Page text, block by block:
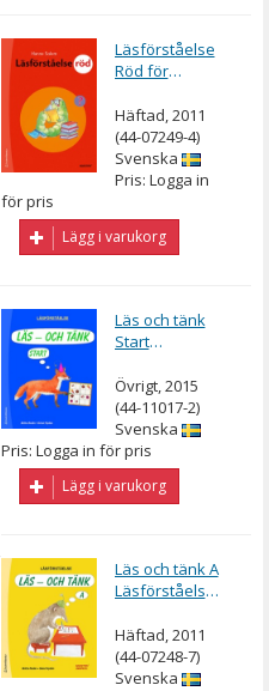
Läsförståelse
Röd för
2
Häftad, 2011
(44-07249-4)
Svenska
Pris: Logga in
för pris
Lägg i varukorg
Läs och tänk
Start
uppl 2
Övrigt, 2015
(44-11017-2)
Svenska
Pris: Logga in för pris
Lägg i varukorg
Läs och tänk A
Läsförståelse
Häftad, 2011
(44-07248-7)
Svenska